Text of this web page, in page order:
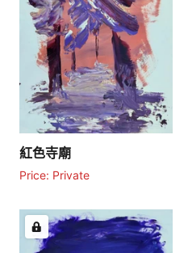
紅色寺廟
Price: Private